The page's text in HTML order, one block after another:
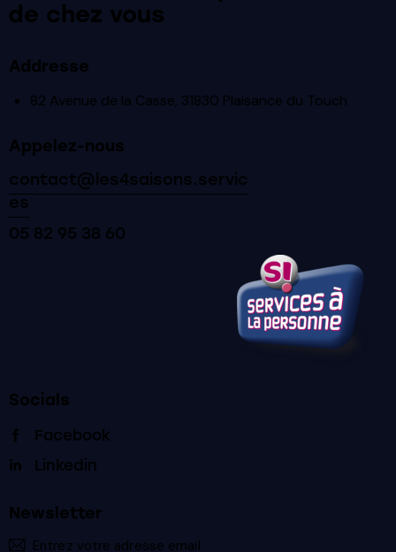
de chez vous
Addresse
82 Avenue de la Casse, 31830 Plaisance du Touch
Appelez-nous
contact@les4saisons.servic
es
05 82 95 38 60
Socials
Facebook
Linkedin
Newsletter